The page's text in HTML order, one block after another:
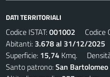
DATI TERRITORIALI
Codice ISTAT:001002 Codice
Abitanti: 3.678 al 31/12/2025
Superficie: 15,74 Kmq.
Santo patrono:San